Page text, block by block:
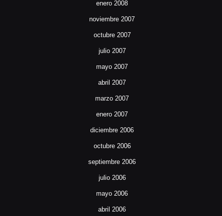
enero 2008
noviembre 2007
octubre 2007
julio 2007
mayo 2007
abril 2007
marzo 2007
enero 2007
diciembre 2006
octubre 2006
septiembre 2006
julio 2006
mayo 2006
abril 2006